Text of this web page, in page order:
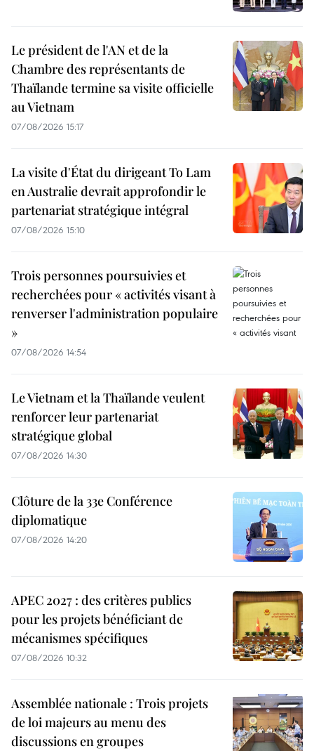
Le président de l'AN et de la
Chambre des représentants de
Thaïlande termine sa visite officielle
au Vietnam
07/08/2026 15:17
La visite d'État du dirigeant To Lam
en Australie devrait approfondir le
partenariat stratégique intégral
07/08/2026 15:10
Trois personnes poursuivies et
recherchées pour « activités visant à
renverser l'administration populaire
»
07/08/2026 14:54
Le Vietnam et la Thaïlande veulent
renforcer leur partenariat
stratégique global
07/08/2026 14:30
Clôture de la 33e Conférence
diplomatique
07/08/2026 14:20
APEC 2027 : des critères publics
pour les projets bénéficiant de
mécanismes spécifiques
07/08/2026 10:32
Assemblée nationale : Trois projets
de loi majeurs au menu des
discussions en groupes